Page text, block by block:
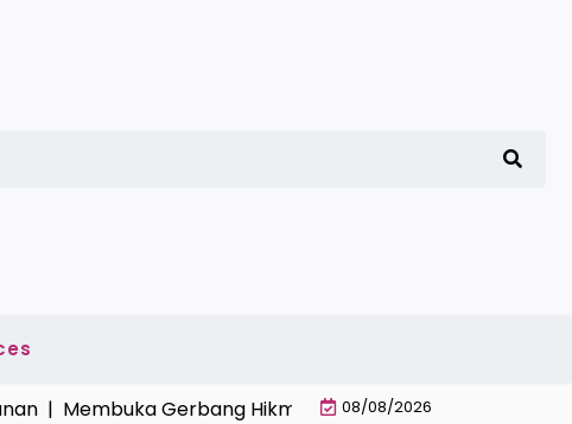
|Membuka Gerbang Hikmah dan Cahaya Al-Quran |
08/08/2026